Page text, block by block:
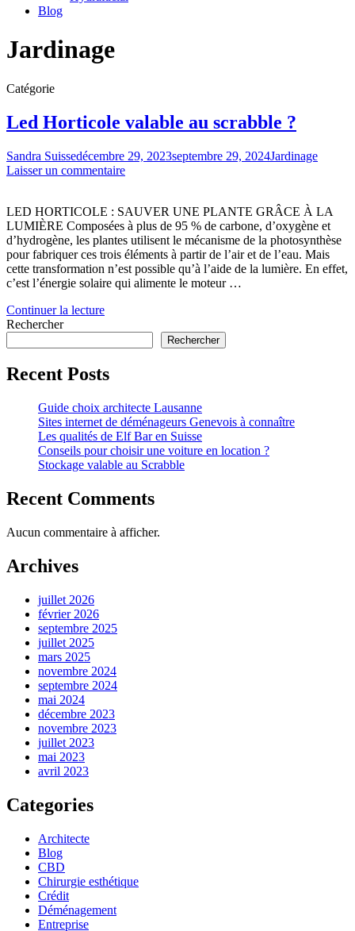
Blog
Jardinage
Catégorie
Led Horticole valable au scrabble ?
Sandra Suissedécembre 29, 2023septembre 29, 2024Jardinage
Laisser un commentaire
LED HORTICOLE : SAUVER UNE PLANTE GRÂCE À LA
LUMIÈRE Composées à plus de 95 % de carbone, d’oxygène et
d’hydrogène, les plantes utilisent le mécanisme de la photosynthèse
pour fabriquer ces trois éléments à partir de l’air et de l’eau. Mais
cette transformation n’est possible qu’à l’aide de la lumière. En effet,
c’est l’énergie solaire qui alimente le moteur …
Continuer la lecture
Rechercher
Rechercher
Recent Posts
Guide choix architecte Lausanne
Sites internet de déménageurs Genevois à connaître
Les qualités de Elf Bar en Suisse
Conseils pour choisir une voiture en location ?
Stockage valable au Scrabble
Recent Comments
Aucun commentaire à afficher.
Archives
juillet 2026
février 2026
septembre 2025
juillet 2025
mars 2025
novembre 2024
septembre 2024
mai 2024
décembre 2023
novembre 2023
juillet 2023
mai 2023
avril 2023
Categories
Architecte
Blog
CBD
Chirurgie esthétique
Crédit
Déménagement
Entreprise